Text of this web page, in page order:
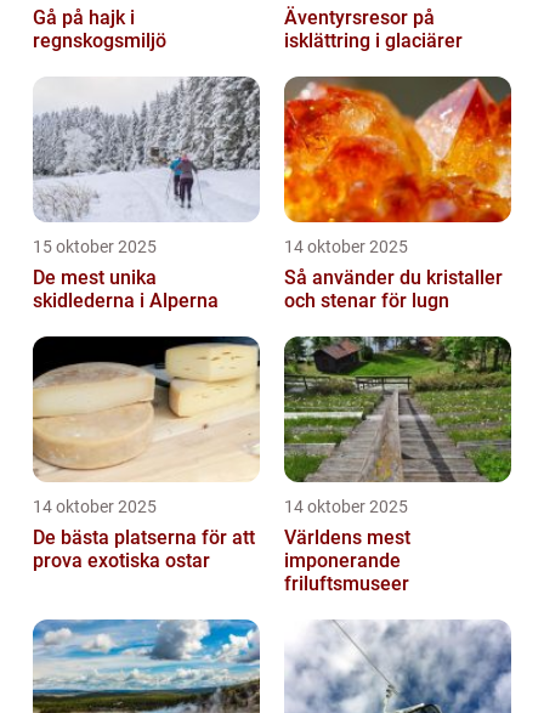
Gå på hajk i
regnskogsmiljö
Äventyrsresor på
isklättring i glaciärer
15 oktober 2025
De mest unika
skidlederna i Alperna
14 oktober 2025
Så använder du kristaller
och stenar för lugn
14 oktober 2025
De bästa platserna för att
prova exotiska ostar
14 oktober 2025
Världens mest
imponerande
friluftsmuseer